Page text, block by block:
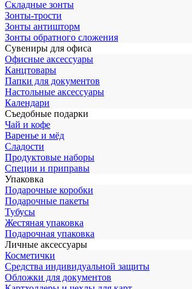
Складные зонты
Зонты-трости
Зонты антишторм
Зонты обратного сложения
Сувениры для офиса
Офисные аксессуары
Канцтовары
Папки для документов
Настольные аксессуары
Календари
Съедобные подарки
Чай и кофе
Варенье и мёд
Сладости
Продуктовые наборы
Специи и приправы
Упаковка
Подарочные коробки
Подарочные пакеты
Тубусы
Жестяная упаковка
Подарочная упаковка
Личные аксессуары
Косметички
Средства индивидуальной защиты
Обложки для документов